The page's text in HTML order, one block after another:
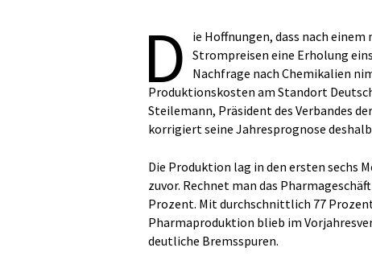
D
ie Hoffnungen, dass nach
Strompreisen eine Erholung
Nachfrage nach Chemikalien
Produktionskosten am Standort
Steilemann, Präsident des Verbandes
korrigiert seine Jahresprognose
Die Produktion lag in den ersten sechs
zuvor. Rechnet man das
Prozent. Mit durchschnittlich 77
Pharmaproduktion blieb im
deutliche Bremsspuren.